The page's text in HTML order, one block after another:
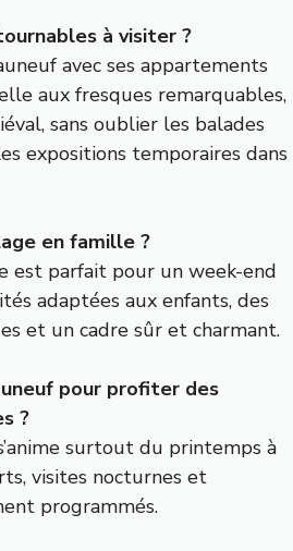
à visiter ?
avec ses appartements
aux fresques remarquables,
sans oublier les balades
expositions temporaires dans
en famille ?
est parfait pour un week-end
adaptées aux enfants, des
et un cadre sûr et charmant.
pour profiter des
?
surtout du printemps à
visites nocturnes et
programmés.